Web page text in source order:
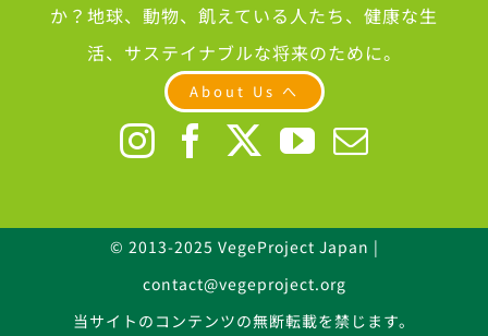
か？地球、動物、飢えている人たち、健康な生
活、サステイナブルな将来のために。
About Us へ
© 2013-2025 VegeProject Japan |
contact@vegeproject.org
当サイトのコンテンツの無断転載を禁じます。